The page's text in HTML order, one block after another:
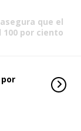
que el
por ciento